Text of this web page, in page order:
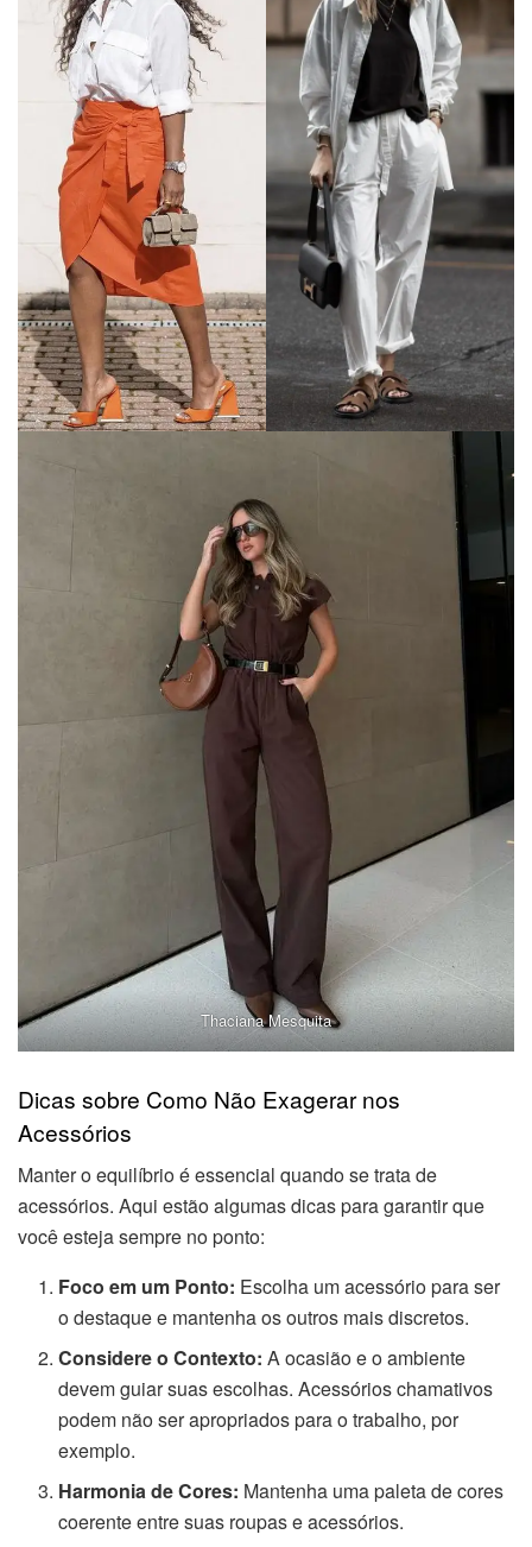
Thaciana Mesquita
Dicas sobre Como Não Exagerar nos
Acessórios
Manter o equilíbrio é essencial quando se trata de
acessórios. Aqui estão algumas dicas para garantir que
você esteja sempre no ponto:
Foco em um Ponto: Escolha um acessório para ser
o destaque e mantenha os outros mais discretos.
Considere o Contexto: A ocasião e o ambiente
devem guiar suas escolhas. Acessórios chamativos
podem não ser apropriados para o trabalho, por
exemplo.
Harmonia de Cores: Mantenha uma paleta de cores
coerente entre suas roupas e acessórios.